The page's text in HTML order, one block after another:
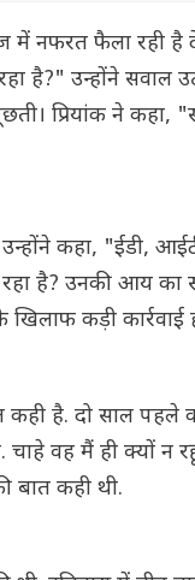
नफरत फैला रही है
है?" उन्होंने सवाल
प्रियांक ने कहा,
कहा, "ईडी,
है? उनकी आय का
कड़ी कार्रवाई
कही है. दो साल
वह मैं ही क्यों न
बात कही थी.